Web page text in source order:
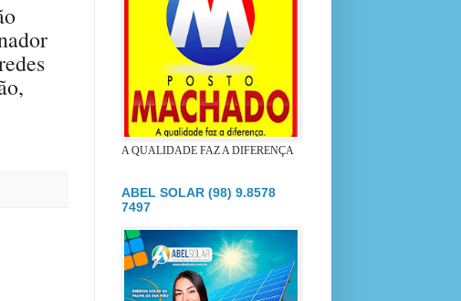
A QUALIDADE FAZ A DIFERENÇA
ABEL SOLAR (98) 9.8578
7497